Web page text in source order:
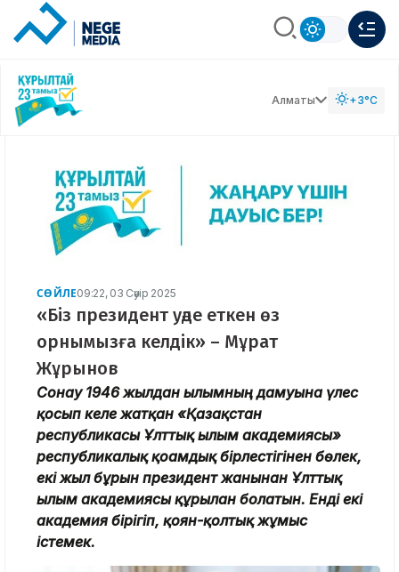
Алматы +3°C
СӨЙЛЕ09:22, 03 Сәуір 2025
«Біз президент уәде еткен өз
орнымызға келдік» – Мұрат
Жұрынов
Сонау 1946 жылдан ғылымның дамуына үлес
қосып келе жатқан «Қазақстан
республикасы Ұлттық ғылым академиясы»
республикалық қоғамдық бірлестігінен бөлек,
екі жыл бұрын президент жанынан Ұлттық
ғылым академиясы құрылған болатын. Енді екі
академия бірігіп, қоян-қолтық жұмыс
істемек.